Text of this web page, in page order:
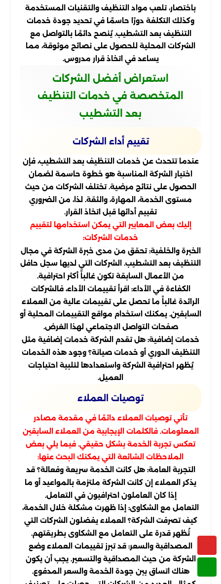
باختصار، تلعب مواد التنظيف والتقنيات المستخدمة
وكذلك التكلفة دورًا حاسمًا في تحديد جودة خدمات
التنظيف بعد التشطيب. يُنصح دائمًا بالتواصل مع
الشركات المحلية للحصول على نصائح موثوقة، مما
يساعد في اتخاذ قرار مدروس.
استعراض أفضل الشركات
المتخصصة في خدمات التنظيف
بعد التشطيب
تقييم أداء الشركات
عندما تتحدث عن خدمات التنظيف بعد التشطيب، فإن
اختيار الشركة المناسبة هو خطوة حاسمة لضمان
الحصول على نتائج مرضية. تختلف الشركات من حيث
مستوى الخدمة، المهارة، والثقة. لذا، من الضروري
تقييم أدائها قبل اتخاذ القرار.
إليك بعض المعايير التي يمكن استخدامها لتقييم
خدمات الشركات:
الخبرة والخلفية: تحقق من مدى خبرة الشركة في مجال
التنظيف بعد التشطيب. الشركات التي لديها سجل حافل
من الأعمال السابقة تكون غالباً أكثر احترافية.
الكفاءة في الأداء: اقرأ تقييمات الأداء، فالشركات
الرائدة غالباً ما تحصل على تقييمات عالية من العملاء
السابقين. يمكنك استخدام مواقع التقييمات المحلية أو
صفحات التواصل الاجتماعي لهذا الغرض.
خدمات إضافية: هل تقدم الشركة خدمات إضافية مثل
التنظيف الدوري أو خدمات صيانة؟ وجود هذه الخدمات
يُظهر احترافية الشركة واستعدادها لتلبية احتياجات
العميل.
توصيات العملاء
تأتي توصيات العملاء دائمًا في مقدمة مصادر
المعلومات. فالكلمات الإيجابية من العملاء السابقين
تعكس تجربة الخدمة بشكل حقيقي. فيما يلي بعض
الملاحظات الشائعة التي يمكنك البحث عنها:
التجربة العامة: هل كانت الخدمة سريعة وفعالة؟ قد
يذكر العملاء إن كانت الشركة ملتزمة بالمواعيد أو ما
إذا كان العاملون احترافيون في التعامل.
التعامل مع الشكاوى: إذا ظهرت مشكلة خلال الخدمة،
كيف تصرفت الشركة؟ العملاء يفضلون الشركات التي
تُظهر قدرة على التعامل مع الشكاوى بطريقتهم.
المصداقية والسعر: قد تبرز تقييمات العملاء وضع
الشركة من حيث المصداقية والتسعير. يجب أن يكون
هناك اتساق بين جودة الخدمة والسعر المدفوع.